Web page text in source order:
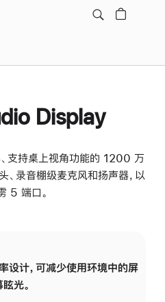
Display
支持桌上视角功能的 1200 万
录音棚级麦克风和扬声器，以
5 端口。
设计，可减少使用环境中的屏
眩光。